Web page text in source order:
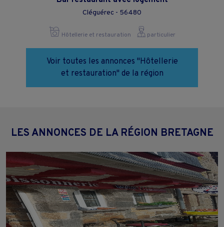
Cléguérec - 56480
Hôtellerie et restauration particulier
Voir toutes les annonces "Hôtellerie
et restauration" de la région
LES ANNONCES DE LA RÉGION BRETAGNE